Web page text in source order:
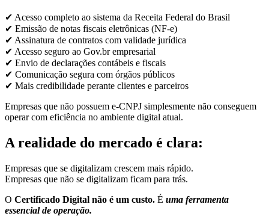
✔ Acesso completo ao sistema da Receita Federal do Brasil
✔ Emissão de notas fiscais eletrônicas (NF-e)
✔ Assinatura de contratos com validade jurídica
✔ Acesso seguro ao Gov.br empresarial
✔ Envio de declarações contábeis e fiscais
✔ Comunicação segura com órgãos públicos
✔ Mais credibilidade perante clientes e parceiros
Empresas que não possuem e-CNPJ simplesmente não conseguem
operar com eficiência no ambiente digital atual.
A realidade do mercado é clara:
Empresas que se digitalizam crescem mais rápido.
Empresas que não se digitalizam ficam para trás.
O Certificado Digital não é um custo. É uma ferramenta
essencial de operação.